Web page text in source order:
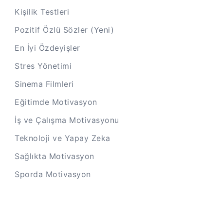
Kişilik Testleri
Pozitif Özlü Sözler (Yeni)
En İyi Özdeyişler
Stres Yönetimi
Sinema Filmleri
Eğitimde Motivasyon
İş ve Çalışma Motivasyonu
Teknoloji ve Yapay Zeka
Sağlıkta Motivasyon
Sporda Motivasyon